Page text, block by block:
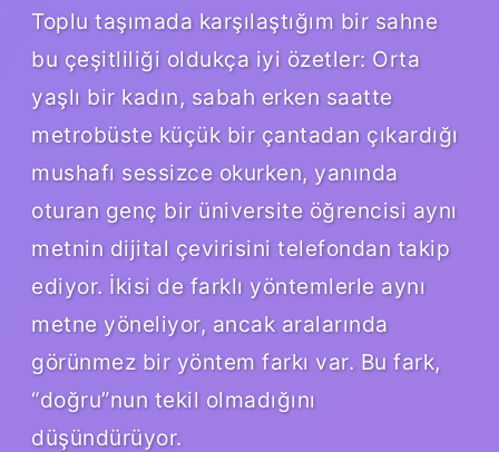
Toplu taşımada karşılaştığım bir sahne
bu çeşitliliği oldukça iyi özetler: Orta
yaşlı bir kadın, sabah erken saatte
metrobüste küçük bir çantadan çıkardığı
mushafı sessizce okurken, yanında
oturan genç bir üniversite öğrencisi aynı
metnin dijital çevirisini telefondan takip
ediyor. İkisi de farklı yöntemlerle aynı
metne yöneliyor, ancak aralarında
görünmez bir yöntem farkı var. Bu fark,
“doğru”nun tekil olmadığını
düşündürüyor.